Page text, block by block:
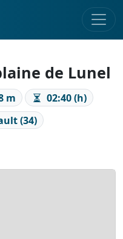
de Lunel
m
02:40 (h)
(34)